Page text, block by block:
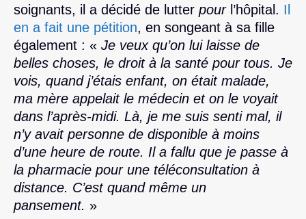
soignants, il a décidé de lutter pourl’hôpital. Il
en a fait une pétition, en songeant à sa fille
également : « Je veux qu’on lui laisse de
belles choses, le droit à la santé pour tous. Je
vois, quand j’étais enfant, on était malade,
ma mère appelait le médecin et on le voyait
dans l’après-midi. Là, je me suis senti mal, il
n’y avait personne de disponible à moins
d’une heure de route. Il a fallu que je passe à
la pharmacie pour une téléconsultation à
distance. C’est quand même un
pansement. »